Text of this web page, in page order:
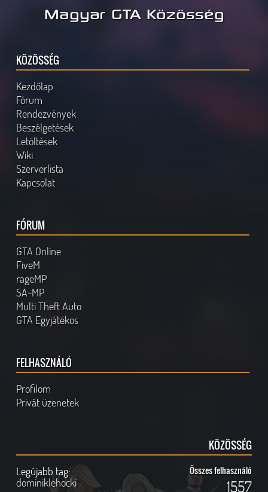
Magyar GTA Közösség
KÖZÖSSÉG
Kezdőlap
Fórum
Rendezvények
Beszélgetések
Letöltések
Wiki
Szerverlista
Kapcsolat
FÓRUM
GTA Online
FiveM
rageMP
SA-MP
Multi Theft Auto
GTA Egyjátékos
FELHASZNÁLÓ
Profilom
Privát üzenetek
KÖZÖSSÉG
Legújabb tag:
dominiklehocki
Összes felhasználó
1557